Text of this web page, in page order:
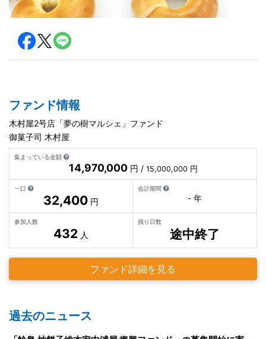
ファンド情報
木村屋2号店「夢の樹マルシェ」ファンド
御菓子司 木村屋
集まっている金額
14,970,000円 / 15,000,000 円
一口
32,400 円
会計期間
- 年
参加人数
432 人
残り日数
途中終了
ファンド詳細を見る
過去のニュース